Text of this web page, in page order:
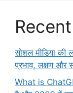
सोशल मीडिया
प्रभाव, लक्षण और
What is